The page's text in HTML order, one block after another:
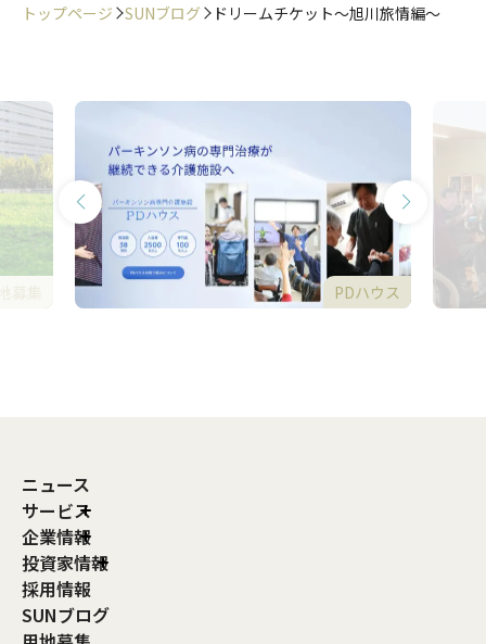
トップページ SUNブログ ドリームチケット～旭川旅情編～
PDハウス
ニュース
サービス
企業情報
投資家情報
採用情報
SUNブログ